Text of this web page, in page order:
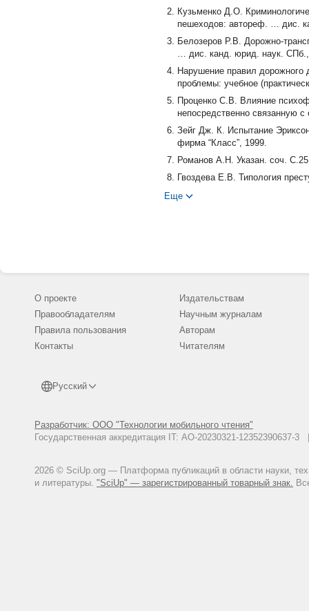
Кузьменко Д.О.
пешеходов: автореф. … дис.
Белозеров Р.В. Дорожно-
… дис. канд. юрид. наук.
Нарушение правил дорожного
проблемы: учебное
Проценко С.В. Влияние
непосредственно связанную
Зейг Дж. К. Испытание
фирма “Класс”, 1999.
Романов А.Н. Указан. соч.
Гвоздева Е.В. Типология
Еще
О проекте
Правообладателям
Правила пользования
Контакты
Русский
Разработчик: ООО "Технологии мобильного чтения"
Государственная аккредитация IT: АО-20230321-
2026 © SciUp.org — Платформа публикаций в области науки,
и литературы. "SciUp" — зарегистрированный товарный знак.
Издательствам
Научным журналам
Авторам
Читателям